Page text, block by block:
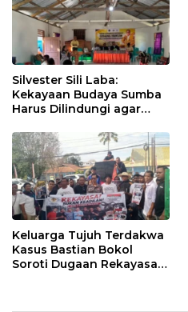
Silvester Sili Laba:
Kekayaan Budaya Sumba
Harus Dilindungi agar
Keluarga Tujuh Terdakwa
Kasus Bastian Bokol
Soroti Dugaan Rekayasa